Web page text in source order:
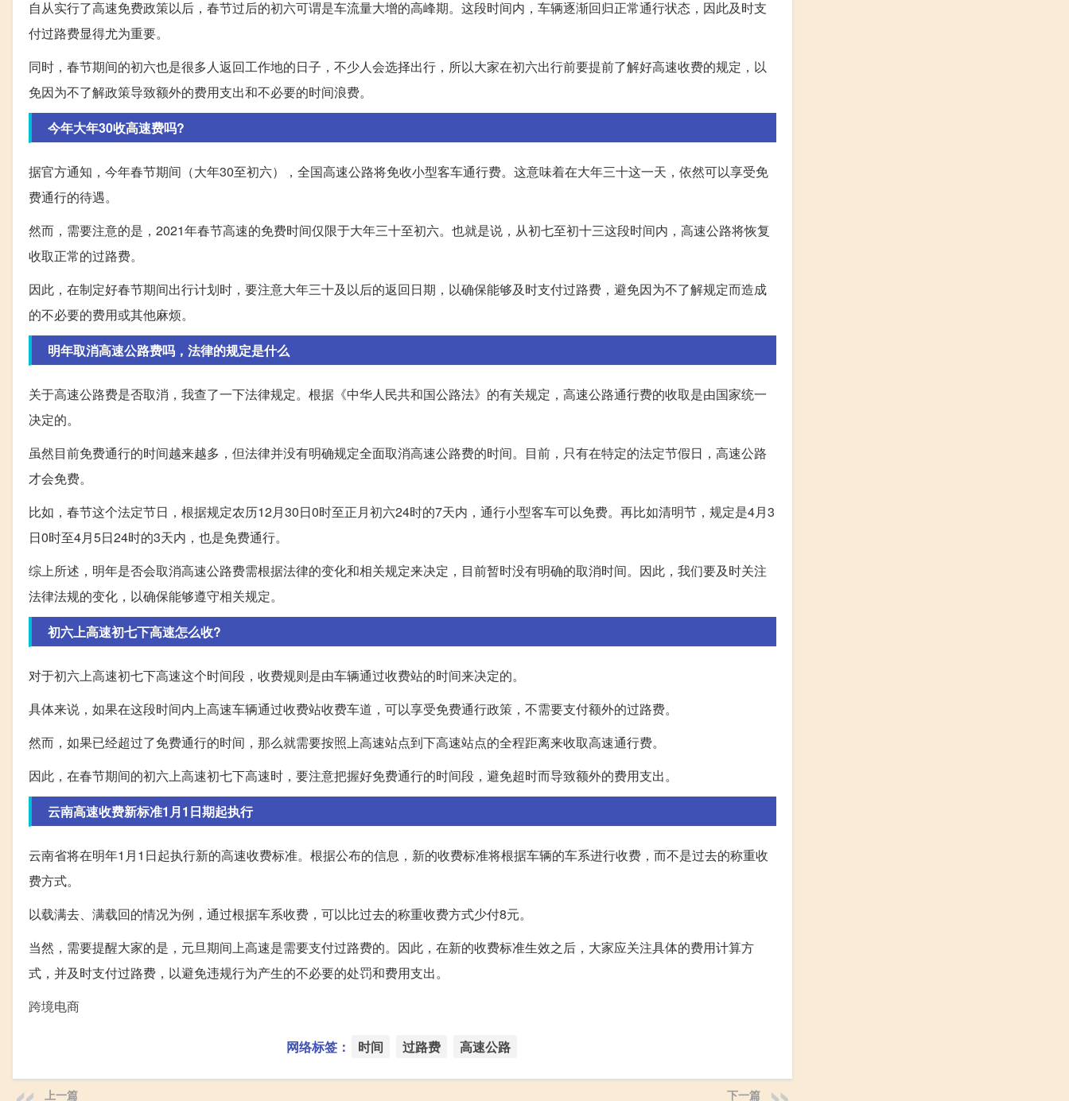
自从实行了高速免费政策以后，春节过后的初六可谓是车流量大增的高峰期。这段时间内，车辆逐渐回归正常通行状态，因此及时支
付过路费显得尤为重要。
同时，春节期间的初六也是很多人返回工作地的日子，不少人会选择出行，所以大家在初六出行前要提前了解好高速收费的规定，以
免因为不了解政策导致额外的费用支出和不必要的时间浪费。
今年大年30收高速费吗?
据官方通知，今年春节期间（大年30至初六），全国高速公路将免收小型客车通行费。这意味着在大年三十这一天，依然可以享受免
费通行的待遇。
然而，需要注意的是，2021年春节高速的免费时间仅限于大年三十至初六。也就是说，从初七至初十三这段时间内，高速公路将恢复
收取正常的过路费。
因此，在制定好春节期间出行计划时，要注意大年三十及以后的返回日期，以确保能够及时支付过路费，避免因为不了解规定而造成
的不必要的费用或其他麻烦。
明年取消高速公路费吗，法律的规定是什么
关于高速公路费是否取消，我查了一下法律规定。根据《中华人民共和国公路法》的有关规定，高速公路通行费的收取是由国家统一
决定的。
虽然目前免费通行的时间越来越多，但法律并没有明确规定全面取消高速公路费的时间。目前，只有在特定的法定节假日，高速公路
才会免费。
比如，春节这个法定节日，根据规定农历12月30日0时至正月初六24时的7天内，通行小型客车可以免费。再比如清明节，规定是4月3
日0时至4月5日24时的3天内，也是免费通行。
综上所述，明年是否会取消高速公路费需根据法律的变化和相关规定来决定，目前暂时没有明确的取消时间。因此，我们要及时关注
法律法规的变化，以确保能够遵守相关规定。
初六上高速初七下高速怎么收?
对于初六上高速初七下高速这个时间段，收费规则是由车辆通过收费站的时间来决定的。
具体来说，如果在这段时间内上高速车辆通过收费站收费车道，可以享受免费通行政策，不需要支付额外的过路费。
然而，如果已经超过了免费通行的时间，那么就需要按照上高速站点到下高速站点的全程距离来收取高速通行费。
因此，在春节期间的初六上高速初七下高速时，要注意把握好免费通行的时间段，避免超时而导致额外的费用支出。
云南高速收费新标准1月1日期起执行
云南省将在明年1月1日起执行新的高速收费标准。根据公布的信息，新的收费标准将根据车辆的车系进行收费，而不是过去的称重收
费方式。
以载满去、满载回的情况为例，通过根据车系收费，可以比过去的称重收费方式少付8元。
当然，需要提醒大家的是，元旦期间上高速是需要支付过路费的。因此，在新的收费标准生效之后，大家应关注具体的费用计算方
式，并及时支付过路费，以避免违规行为产生的不必要的处罚和费用支出。
跨境电商
网络标签： 时间 过路费 高速公路
上一篇 下一篇